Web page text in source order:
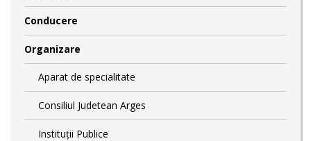
Conducere
Organizare
Aparat de specialitate
Consiliul Judetean Arges
Instituții Publice